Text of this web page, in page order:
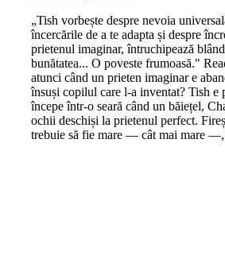
„Tish vorbește despre nevoia
încercările de a te adapta și despre
prietenul imaginar, întruchipează
bunătatea... O poveste frumoasă."
atunci când un prieten imaginar e
însuși copilul care l-a inventat? Tish e
începe într-o seară când un băiețel,
ochii deschiși la prietenul perfect.
trebuie să fie mare — cât mai mare